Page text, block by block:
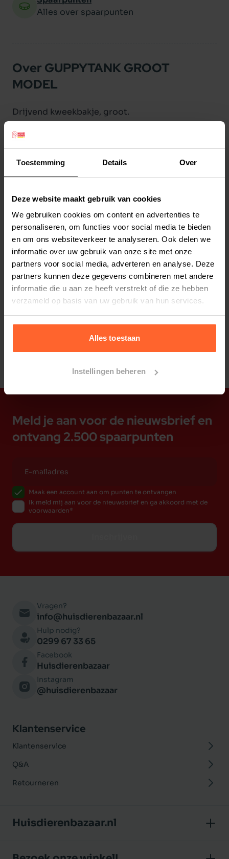
Toestemming Details Over
Deze website maakt gebruik van cookies
We gebruiken cookies om content en advertenties te
personaliseren, om functies voor social media te bieden
en om ons websiteverkeer te analyseren. Ook delen we
informatie over uw gebruik van onze site met onze
partners voor social media, adverteren en analyse. Deze
partners kunnen deze gegevens combineren met andere
informatie die u aan ze heeft verstrekt of die ze hebben
verzameld op basis van uw gebruik van hun services.
Alles toestaan
Instellingen beheren
Alles over spaarpunten
Over GUPPYTANK GROOT
MODEL
Drijvend kweekbakje, groot.
Productspecificaties
Stel uw bestelherinnering in:(2 weken)
Elke
Elke
Elke
8 weken
Elke
10 weken
Elke
12 weken
Bestelherinnering instellen
Meld je aan voor de nieuwsbrief en
ontvang 2.500 spaarpunten
Maak een account aan om punten te ontvangen
Ik meld mij aan voor de nieuwsbrief en ga akkoord met de
voorwaarden
Vragen?
info@huisdierenbazaar.nl
Hulp nodig?
0299 67 33 65
Facebook
Huisdierenbazaar
Instagram
@huisdierenbazaar
Klantenservice
Klantenservice
Q&A
Retourneren
Huisdierenbazaar.nl